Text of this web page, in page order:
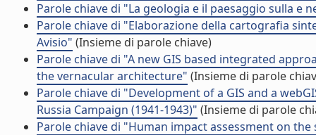
Parole chiave di "La geologia e il paesaggio sulla e
Parole chiave di "Elaborazione della cartografia
Avisio" (Insieme di parole chiave)
Parole chiave di "A new GIS based integrated
the vernacular architecture" (Insieme di parole
Parole chiave di "Development of a GIS and a
Russia Campaign (1941-1943)" (Insieme di parole
Parole chiave di "Human impact assessment on